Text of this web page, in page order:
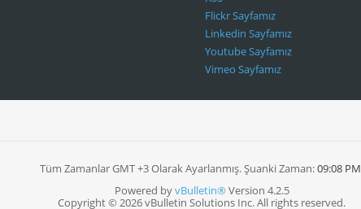
Flickr Sayfamız
Linkedin Sayfamız
Youtube Sayfamız
Vimeo Sayfamız
Tüm Zamanlar GMT +3 Olarak Ayarlanmış. Şuanki Zaman:09:08 PM
Powered byvBulletin®Version 4.2.5
Copyright © 2026 vBulletin Solutions Inc. All rights reserved.